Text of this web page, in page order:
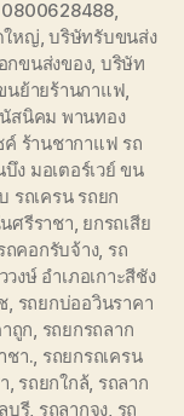
,
ใหญ่,บริษัทรับขนส่ง
กขนส่งของ, บริษัท
ย้ายร้านกาแฟ,
สนิคม พานทอง
ร้านชากาแฟ รถ
ง มอเตอร์เวย์ ขน
รถเครน รถยก
ศรีราชา, ยกรถเสีย
ถคอกรับจ้าง, รถ
งษ์ อำเภอเกาะสีชัง
, รถยกบ่ออวินราคา
ถูก, รถยกรถลาก
ชา., รถยกรถเครน
, รถยกใกล้, รถลาก
บุรี, รถลากจูง, รถ